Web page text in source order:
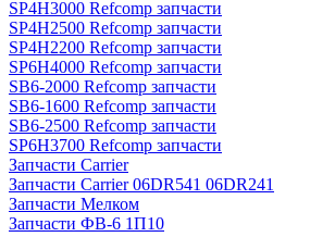
SP4H3000 Refcomp запчасти
SP4H2500 Refcomp запчасти
SP4H2200 Refcomp запчасти
SP6H4000 Refcomp запчасти
SB6-2000 Refcomp запчасти
SB6-1600 Refcomp запчасти
SB6-2500 Refcomp запчасти
SP6H3700 Refcomp запчасти
Запчасти Carrier
Запчасти Carrier 06DR541 06DR241
Запчасти Мелком
Запчасти ФВ-6 1П10